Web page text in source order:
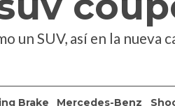
un SUV, así en la nueva
Brake Mercedes-Benz